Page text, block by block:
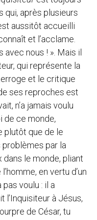
qui, après plusieurs
aussitôt accueilli
et l’acclame.
avec nous ! ». Mais il
qui représente la
et le critique
ses reproches est
n’a jamais voulu
de ce monde,
plutôt que de le
par la
le monde, pliant
en vertu d’un
pas voulu : il a
l’Inquisiteur à Jésus,
de César, tu